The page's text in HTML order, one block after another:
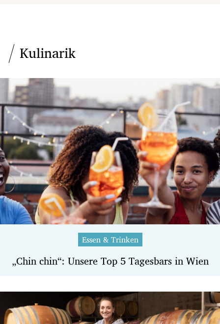
Kulinarik
Essen & Trinken
„Chin chin“: Unsere Top 5 Tagesbars in Wien